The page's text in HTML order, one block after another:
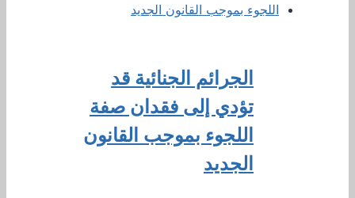
الجرائم الجنائية قد
تؤدي إلى فقدان صفة
اللجوء بموجب القانون
الجديد